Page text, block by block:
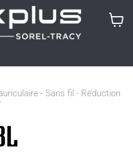
- Sans fil - Réduction